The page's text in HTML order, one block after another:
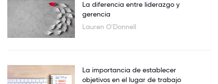
La diferencia entre liderazgo y
gerencia
Lauren O'Donnell
La importancia de establecer
objetivos en el lugar de trabajo